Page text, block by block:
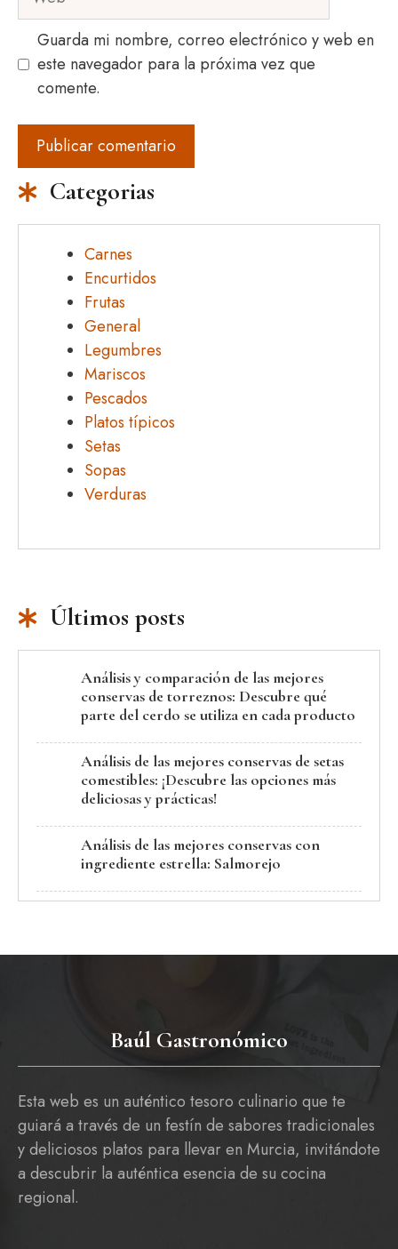
Guarda mi nombre, correo electrónico y web en
este navegador para la próxima vez que
comente.
Categorias
Carnes
Encurtidos
Frutas
General
Legumbres
Mariscos
Pescados
Platos típicos
Setas
Sopas
Verduras
Últimos posts
Análisis y comparación de las mejores
conservas de torreznos: Descubre qué
parte del cerdo se utiliza en cada producto
Análisis de las mejores conservas de setas
comestibles: ¡Descubre las opciones más
deliciosas y prácticas!
Análisis de las mejores conservas con
ingrediente estrella: Salmorejo
Baúl Gastronómico
Esta web es un auténtico tesoro culinario que te
guiará a través de un festín de sabores tradicionales
y deliciosos platos para llevar en Murcia, invitándote
a descubrir la auténtica esencia de su cocina
regional.